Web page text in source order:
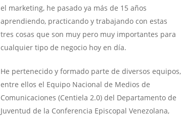
el marketing, he pasado ya más de 15 años
aprendiendo, practicando y trabajando con estas
tres cosas que son muy pero muy importantes para
cualquier tipo de negocio hoy en día.
He pertenecido y formado parte de diversos equipos,
entre ellos el Equipo Nacional de Medios de
Comunicaciones (Centiela 2.0) del Departamento de
Juventud de la Conferencia Episcopal Venezolana,